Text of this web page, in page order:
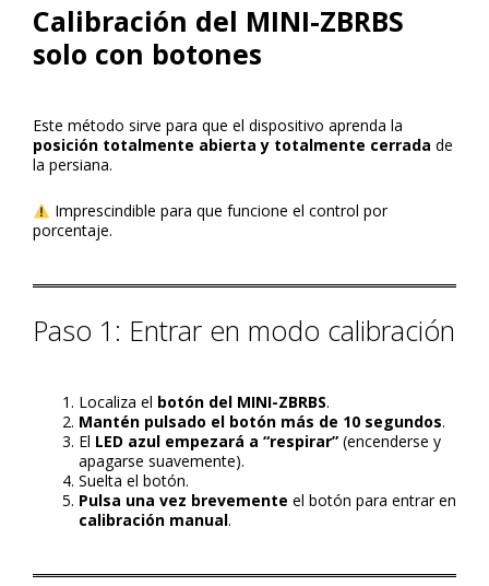
Calibración del MINI-ZBRBS
solo con botones
Este método sirve para que el dispositivo aprenda la
posición totalmente abierta y totalmente cerrada de
la persiana.
Imprescindible para que funcione el control por
porcentaje.
Paso 1: Entrar en modo calibración
Localiza el botón del MINI-ZBRBS.
Mantén pulsado el botón más de 10 segundos.
El LED azul empezará a “respirar” (encenderse y
apagarse suavemente).
Suelta el botón.
Pulsa una vez brevemente el botón para entrar en
calibración manual.